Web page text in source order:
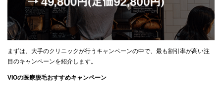
まずは、大手のクリニックが行うキャンペーンの中で、最も割引率が高い注
目のキャンペーンを紹介します。
VIOの医療脱毛おすすめキャンペーン